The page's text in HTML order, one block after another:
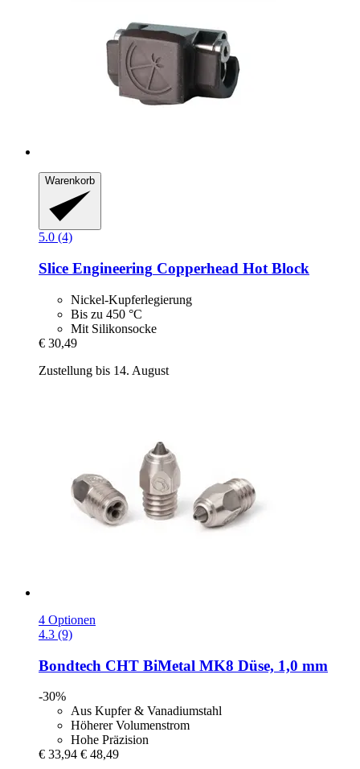
Warenkorb
5.0 (4)
Slice Engineering Copperhead Hot Block
Nickel-Kupferlegierung
Bis zu 450 °C
Mit Silikonsocke
€ 30,49
Zustellung bis 14. August
4 Optionen
4.3 (9)
Bondtech CHT BiMetal MK8 Düse, 1,0 mm
-30%
Aus Kupfer & Vanadiumstahl
Höherer Volumenstrom
Hohe Präzision
€ 33,94 € 48,49